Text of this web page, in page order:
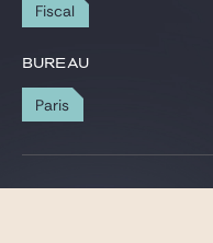
Carrière
Gide Pro Bono et
Blog Real Estate
Fiscal
BUREAU
Paris